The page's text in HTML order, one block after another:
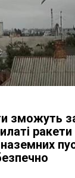
зможуть